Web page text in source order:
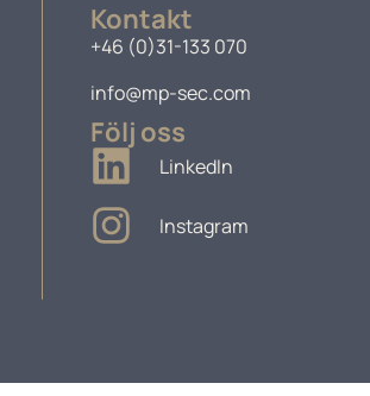
Kontakt
+46 (0)31-133 070
info@mp-sec.com
Följ oss
LinkedIn
Instagram